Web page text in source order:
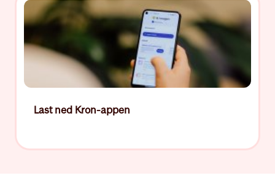
Last ned Kron-appen